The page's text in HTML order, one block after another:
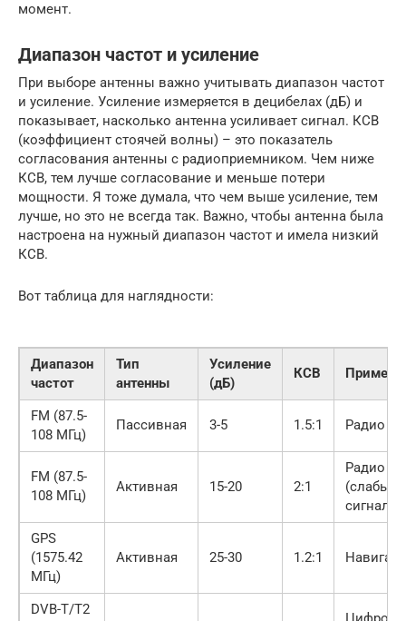
момент.
Диапазон частот и усиление
При выборе антенны важно учитывать диапазон частот
и усиление. Усиление измеряется в децибелах (дБ) и
показывает, насколько антенна усиливает сигнал. КСВ
(коэффициент стоячей волны) – это показатель
согласования антенны с радиоприемником. Чем ниже
КСВ, тем лучше согласование и меньше потери
мощности. Я тоже думала, что чем выше усиление, тем
лучше, но это не всегда так. Важно, чтобы антенна была
настроена на нужный диапазон частот и имела низкий
КСВ.
Вот таблица для наглядности:
Диапазон
частот
Тип
антенны
Усиление
(дБ)
КСВ
FM (87.5-
108 МГц)
Пассивная 3-5 1.5:1 Радио
FM (87.5-
108 МГц)
Активная 15-20 2:1
Радио
(слабый
сигнал)
GPS
(1575.42
МГц)
Активная 25-30 1.2:1
DVB-T/T2